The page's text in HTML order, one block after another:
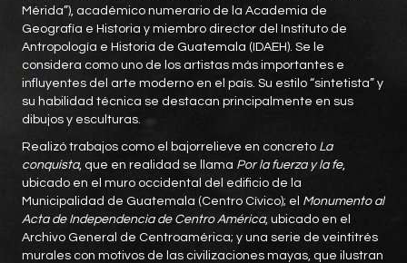
Mérida”), académico numerario de la Academia de
Geografía e Historia y miembro director del Instituto de
Antropología e Historia de Guatemala (IDAEH). Se le
considera como uno de los artistas más importantes e
influyentes del arte moderno en el país. Su estilo “sintetista” y
su habilidad técnica se destacan principalmente en sus
dibujos y esculturas.
Realizó trabajos como el bajorrelieve en concreto La
conquista, que en realidad se llama Por la fuerza y la fe,
ubicado en el muro occidental del edificio de la
Municipalidad de Guatemala (Centro Cívico); el Monumento al
Acta de Independencia de Centro América, ubicado en el
Archivo General de Centroamérica; y una serie de veintitrés
murales con motivos de las civilizaciones mayas, que ilustran